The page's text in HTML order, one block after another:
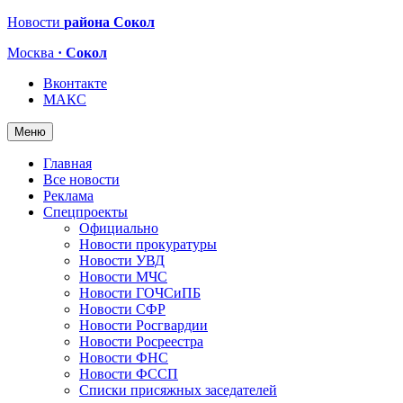
Новости района Сокол
Москва · Сокол
Вконтакте
МАКС
Меню
Главная
Все новости
Реклама
Спецпроекты
Официально
Новости прокуратуры
Новости УВД
Новости МЧС
Новости ГОЧСиПБ
Новости СФР
Новости Росгвардии
Новости Росреестра
Новости ФНС
Новости ФССП
Списки присяжных заседателей